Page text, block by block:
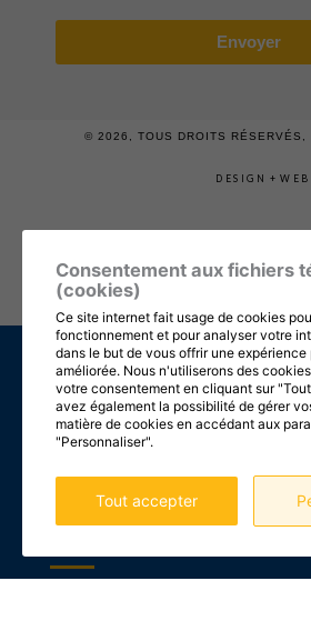
Envoyer
© 2026, TOUS DROITS RÉSERVÉS,
DESIGN + WEB
Consentement aux fichiers
(cookies)
Ce site internet fait usage de cookies
fonctionnement et pour analyser votre
dans le but de vous offrir une
améliorée. Nous n'utiliserons des
votre consentement en cliquant sur
avez également la possibilité de gérer
matière de cookies en accédant aux
"Personnaliser".
Tout accepter
SERVICES
ACTIVITÉS
LE
FAQ